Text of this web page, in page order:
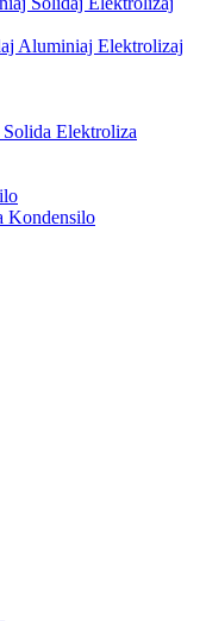
Aluminiaj Elektrolizaj
Elektroliza
Kondensilo